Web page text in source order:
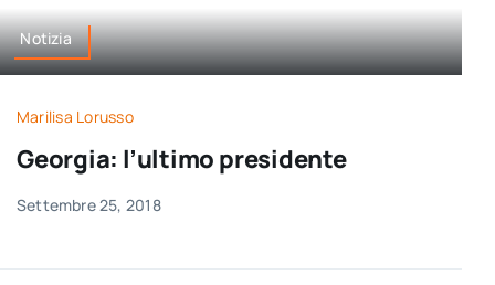
Notizia
Marilisa Lorusso
Georgia: l’ultimo presidente
Settembre 25, 2018